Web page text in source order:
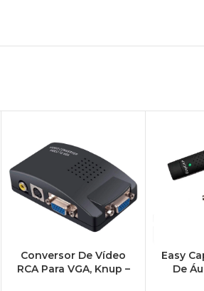
Conversor De Vídeo
RCA Para VGA, Knup –
Easy
De